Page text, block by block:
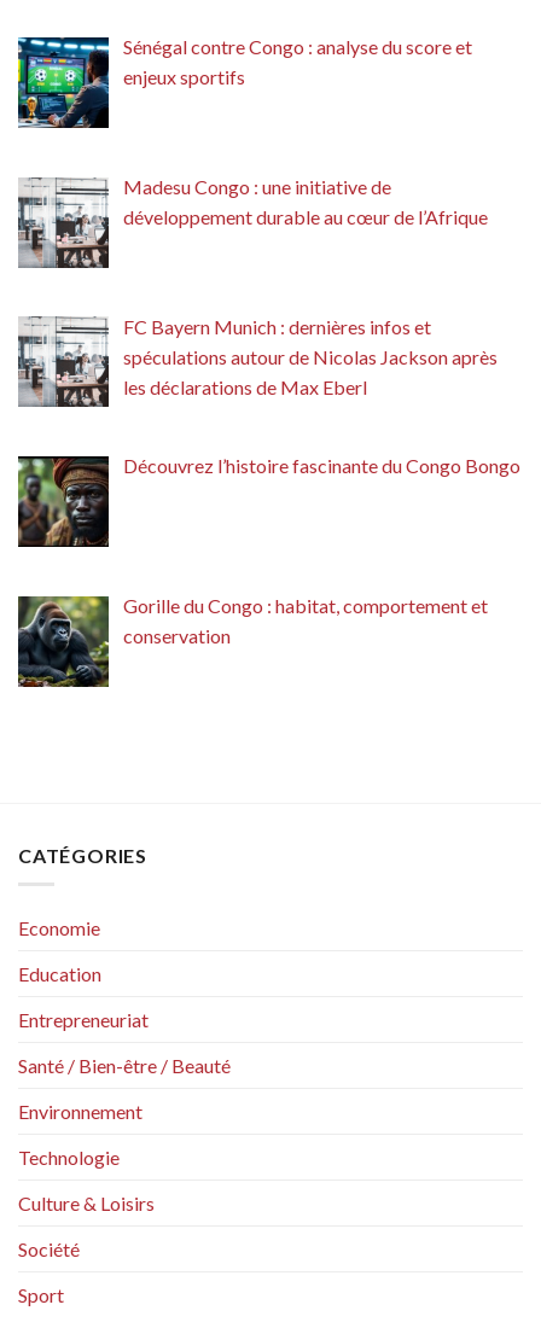
Sénégal contre Congo : analyse du score et
enjeux sportifs
Madesu Congo : une initiative de
développement durable au cœur de l’Afrique
FC Bayern Munich : dernières infos et
spéculations autour de Nicolas Jackson après
les déclarations de Max Eberl
Découvrez l’histoire fascinante du Congo Bongo
Gorille du Congo : habitat, comportement et
conservation
CATÉGORIES
Economie
Education
Entrepreneuriat
Santé / Bien-être / Beauté
Environnement
Technologie
Culture & Loisirs
Société
Sport